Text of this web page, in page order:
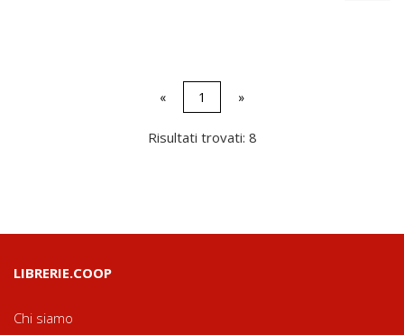
« 1 »
Risultati trovati: 8
LIBRERIE.COOP
Chi siamo